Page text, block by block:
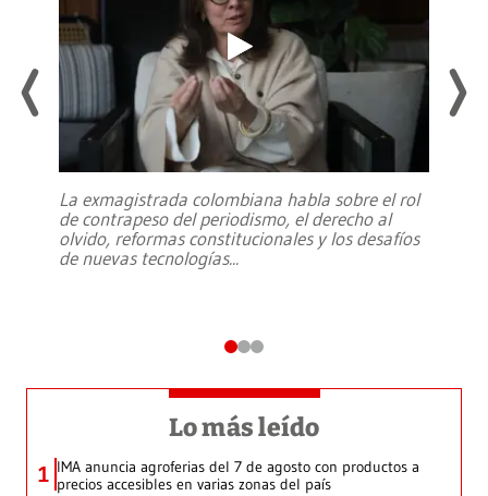
La exmagistrada colombiana habla sobre el rol
de contrapeso del periodismo, el derecho al
olvido, reformas constitucionales y los desafíos
de nuevas tecnologías...
Lo más leído
1 IMA anuncia agroferias del 7 de agosto con productos a
precios accesibles en varias zonas del país